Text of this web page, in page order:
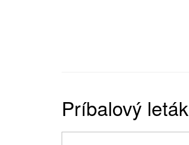
Príbalový leták